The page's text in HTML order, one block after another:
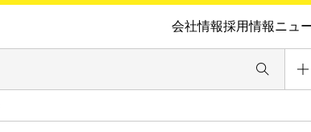
会社情報採用情報ニュ